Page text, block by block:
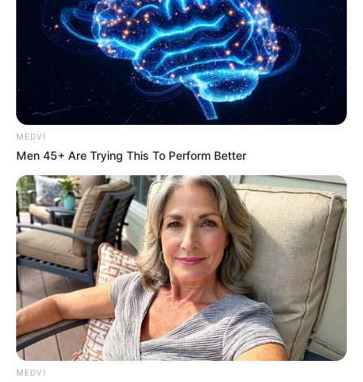
19:59 / 06 Avqust 2026 CƏMİYYƏT
Bu məktəblər üzrə vakansiya seçimi
başlayır
53 0 0
MEDVI
Men 45+ Are Trying This To Perform Better
MEDVI